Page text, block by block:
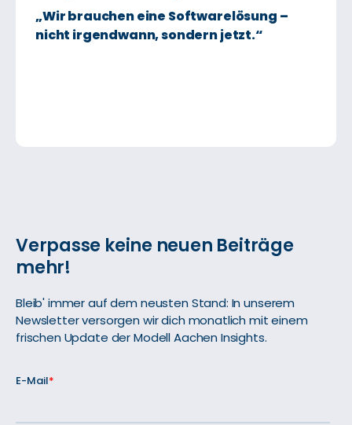
„Wir brauchen eine Softwarelösung –
nicht irgendwann, sondern jetzt.“
Verpasse keine neuen Beiträge
mehr!
Bleib' immer auf dem neusten Stand: In unserem
Newsletter versorgen wir dich monatlich mit einem
frischen Update der Modell Aachen Insights.